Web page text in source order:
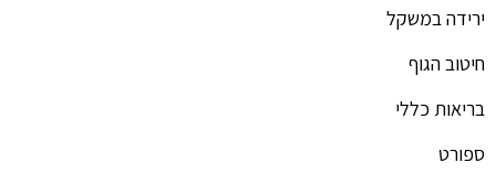
ירידה במשקל
חיטוב הגוף
בריאות כללי
ספורט